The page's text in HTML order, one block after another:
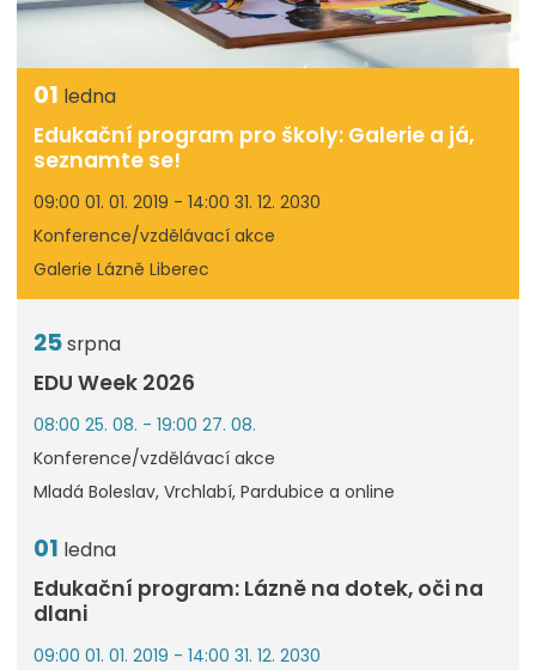
01 ledna
Edukační program pro školy: Galerie a já,
seznamte se!
09:00 01. 01. 2019 - 14:00 31. 12. 2030
Konference/vzdělávací akce
Galerie Lázně Liberec
25srpna
EDU Week 2026
08:00 25. 08. - 19:00 27. 08.
Konference/vzdělávací akce
Mladá Boleslav, Vrchlabí, Pardubice a online
01 ledna
Edukační program: Lázně na dotek, oči na
dlani
09:00 01. 01. 2019 - 14:00 31. 12. 2030